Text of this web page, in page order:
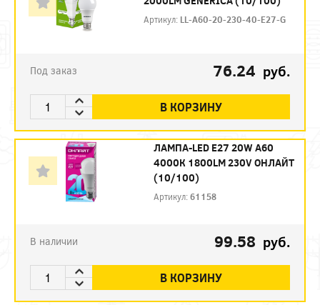
Артикул: LL-A60-20-230-40-E27-G
Под заказ 76.24 руб.
В КОРЗИНУ
ЛАМПА-LED E27 20W A60
4000К 1800LM 230V ОНЛАЙТ
(10/100)
Артикул:61158
В наличии 99.58 руб.
В КОРЗИНУ